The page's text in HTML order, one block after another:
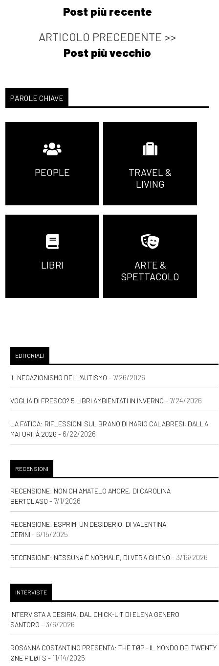
Post più recente
ARTICOLO PRECEDENTE >>
Post più vecchio
PAROLE CHIAVE
PEOPLE
TRAVEL &
LIVING
LIBRI
ARTE &
SPETTACOLO
EDITORIALI
IL NEGAZIONISMO DELL'AUTISMO - 7/26/2026
VOGLIA DI FRESCO? 5 LIBRI AMBIENTATI IN INVERNO - 7/24/2026
LA FATICA: RIFLESSIONI SUL BRANO DI MARIO CALABRESI, DALLA
MATURITÀ 2026 - 6/22/2026
RECENSIONI
RECENSIONE: NON CHIAMATELO AMORE, DI CAROLINA
BERTOLASO - 7/1/2026
RECENSIONE: ESPRIMI UN DESIDERIO, DI VALENTINA
GERINI - 6/15/2025
RECENSIONE: NESSUNƏ È NORMALE, DI VERA GHENO - 3/16/2026
INTERVISTE
INTERVISTA A DESIRIA, DAL CHICK-LIT DI ELENA GENERO
SANTORO - 3/6/2026
ROSANNA COSTANTINO PRESENTA: THE TØP - IL MONDO DEI TWENTY
ØNE PILØTS - 11/14/2025